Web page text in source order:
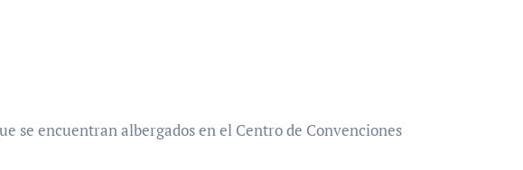
se encuentran albergados en el Centro de Convenciones